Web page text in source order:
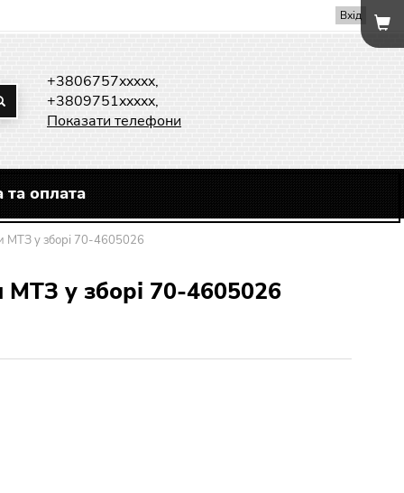
Вхід
+3806757xxxxx,
+3809751xxxxx,
Показати телефони
та оплата
МТЗ у зборі 70-4605026
МТЗ у зборі 70-4605026